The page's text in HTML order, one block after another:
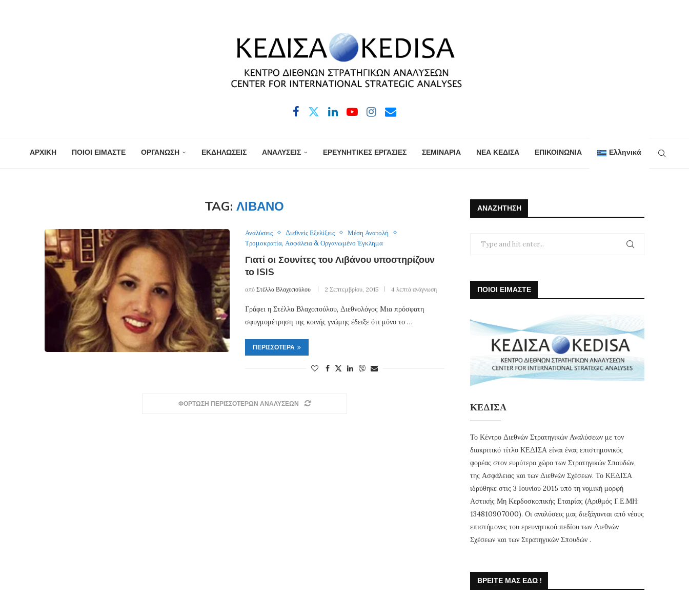
ΑΡΧΙΚΗ ΠΟΙΟΙ ΕΙΜΑΣΤΕ ΟΡΓΑΝΩΣΗ ΕΚΔΗΛΩΣΕΙΣ ΑΝΑΛΥΣΕΙΣ ΕΡΕΥΝΗΤΙΚΕΣ ΕΡΓΑΣΙΕΣ ΣΕΜΙΝΑΡΙΑ ΝΕΑ ΚΕΔΙΣΑ ΕΠΙΚΟΙΝΩΝΙΑ Ελληνικά
TAG: ΛΊΒΑΝΟ
Αναλύσεις Διεθνείς Εξελίξεις
Μέση Ανατολή
Τρομοκρατία, Ασφάλεια & Οργανωμένο Έγκλημα
Γιατί οι Σουνίτες του Λιβάνου υποστηρίζουν
το ISIS
από Στέλλα Βλαχοπούλου 2 Σεπτεμβρίου, 2015 4 λεπτά ανάγνωση
Γράφει η Στέλλα Βλαχοπούλου, Διεθνολόγος Mια πρόσφατη
σφυγμομέτρηση της κοινής γνώμης έδειξε ότι μόνο το …
ΠΕΡΙΣΣΌΤΕΡΑ
ΦΟΡΤΩΣΗ ΠΕΡΙΣΣΟΤΕΡΩΝ ΑΝΑΛΥΣΕΩΝ
ΑΝΑΖΉΤΗΣΗ
ΠΟΙΟΙ ΕΙΜΑΣΤΕ
ΚΕΔΙΣΑ
Το Κέντρο Διεθνών Στρατηγικών Αναλύσεων με τον
διακριτικό τίτλο ΚΕΔΙΣΑ είναι ένας επιστημονικός
φορέας στον ευρύτερο χώρο των Στρατηγικών Σπουδών,
της Ασφάλειας και των Διεθνών Σχέσεων. Το ΚΕΔΙΣΑ
ιδρύθηκε στις 3 Ιουνίου 2015 υπό τη νομική μορφή
Αστικής Μη Κερδοσκοπικής Εταιρίας (Αριθμός Γ.Ε.ΜΗ:
134810907000). Οι αναλύσεις μας διεξάγονται από νέους
επιστήμονες του ερευνητικού πεδίου των Διεθνών
Σχέσεων και των Στρατηγικών Σπουδών .
ΒΡΕΊΤΕ ΜΑΣ ΕΔΏ !